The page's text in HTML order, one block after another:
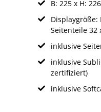
B: 225 x H:
Displaygröße:
Seitenteile 32
inklusive
inklusive
zertifiziert)
inklusive